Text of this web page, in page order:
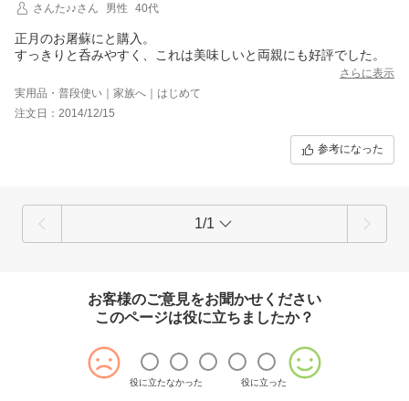
さんた♪♪さん
男性 40代
正月のお屠蘇にと購入。
すっきりと呑みやすく、これは美味しいと両親にも好評でした。
さらに表示
実用品・普段使い｜家族へ｜はじめて
注文日：2014/12/15
参考になった
1/1
お客様のご意見をお聞かせください
このページは役に立ちましたか？
役に立たなかった 役に立った